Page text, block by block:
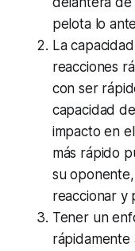
pelota lo
La
reacciones
con ser
capacidad
impacto en
más rápido
su
reaccionar y
Tener un
rápidamente